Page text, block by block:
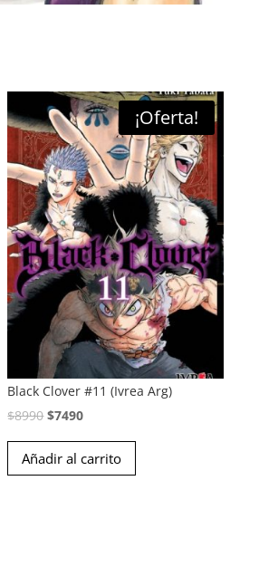
¡Oferta!
Black Clover #11 (Ivrea Arg)
$8990El
precio
original
$7490El
precio
actual
Añadir al carrito